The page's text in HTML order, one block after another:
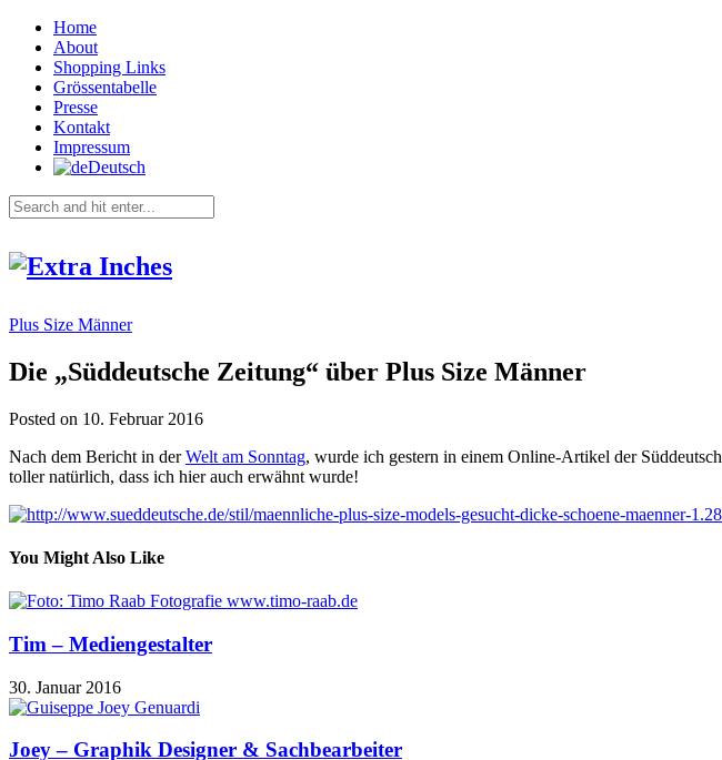
Home
About
Shopping Links
Grössentabelle
Presse
Kontakt
Impressum
Deutsch
Plus Size Männer
Die „Süddeutsche Zeitung“ über Plus Size Männer
Posted on 10. Februar 2016
Nach dem Bericht in derWelt am Sonntag, wurde ich gestern in einem Online-Artikel der
toller natürlich, dass ich hier auch erwähnt wurde!
You Might Also Like
Tim – Mediengestalter
30. Januar 2016
Joey – Graphik Designer & Sachbearbeiter